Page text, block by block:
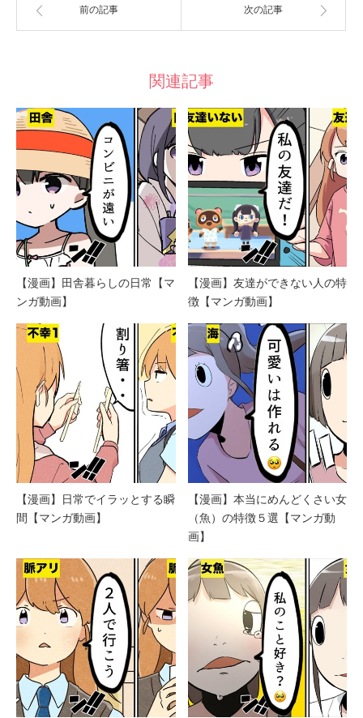
前の記事 次の記事
関連記事
【漫画】田舎暮らしの日常【マ
ンガ動画】
【漫画】友達ができない人の特
徴【マンガ動画】
【漫画】日常でイラッとする瞬
間【マンガ動画】
【漫画】本当にめんどくさい女
（魚）の特徴５選【マンガ動
画】